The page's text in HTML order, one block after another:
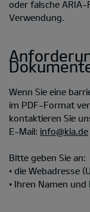
oder falsche
Verwendung.
Wenn Sie eine
im PDF-Format
kontaktieren Sie
E-Mail: info@kia.de
Bitte geben Sie an:
• die Webadresse
• Ihren Namen